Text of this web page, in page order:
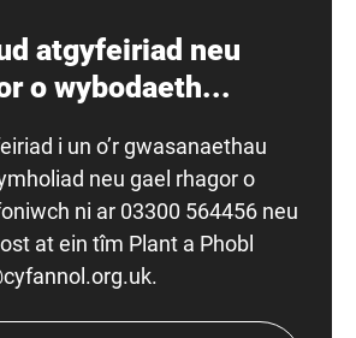
atgyfeiriad neu
o wybodaeth...
i un o’r gwasanaethau
neu gael rhagor o
ni ar 03300 564456 neu
at ein tîm Plant a Phobl